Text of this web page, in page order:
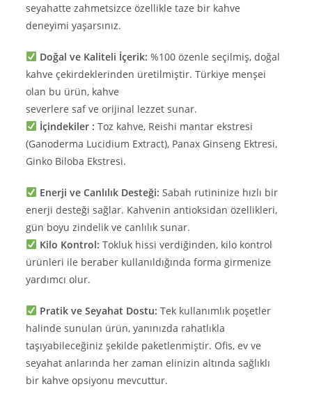
seyahatte zahmetsizce özellikle taze bir kahve
deneyimi yaşarsınız.
Doğal ve Kaliteli İçerik: %100 özenle seçilmiş, doğal
kahve çekirdeklerinden üretilmiştir. Türkiye menşei
olan bu ürün, kahve
severlere saf ve orijinal lezzet sunar.
İçindekiler : Toz kahve, Reishi mantar ekstresi
(Ganoderma Lucidium Extract), Panax Ginseng Ektresi,
Ginko Biloba Ekstresi.
Enerji ve Canlılık Desteği: Sabah rutininize hızlı bir
enerji desteği sağlar. Kahvenin antioksidan özellikleri,
gün boyu zindelik ve canlılık sunar.
Kilo Kontrol: Tokluk hissi verdiğinden, kilo kontrol
ürünleri ile beraber kullanıldığında forma girmenize
yardımcı olur.
Pratik ve Seyahat Dostu: Tek kullanımlık poşetler
halinde sunulan ürün, yanınızda rahatlıkla
taşıyabileceğiniz şekilde paketlenmiştir. Ofis, ev ve
seyahat anlarında her zaman elinizin altında sağlıklı
bir kahve opsiyonu mevcuttur.